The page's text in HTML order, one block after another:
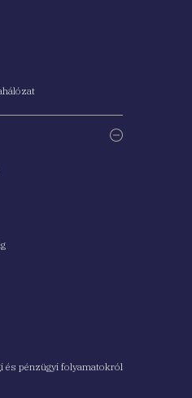
és pénzügyi folyamatokról